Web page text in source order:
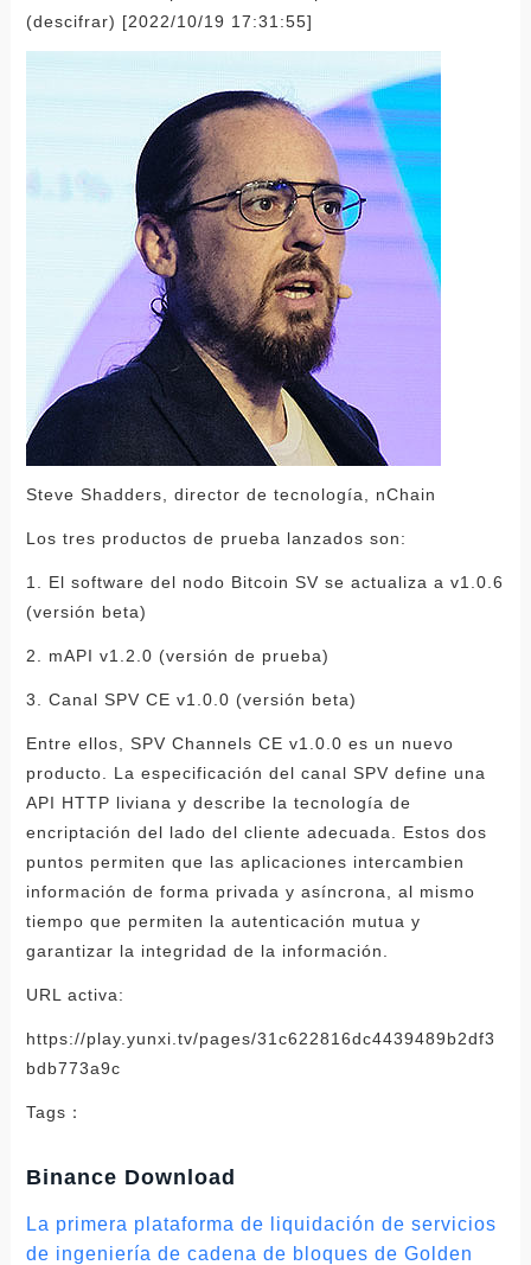
(descifrar) [2022/10/19 17:31:55]
Steve Shadders, director de tecnología, nChain
Los tres productos de prueba lanzados son:
1. El software del nodo Bitcoin SV se actualiza a v1.0.6
(versión beta)
2. mAPI v1.2.0 (versión de prueba)
3. Canal SPV CE v1.0.0 (versión beta)
Entre ellos, SPV Channels CE v1.0.0 es un nuevo
producto. La especificación del canal SPV define una
API HTTP liviana y describe la tecnología de
encriptación del lado del cliente adecuada. Estos dos
puntos permiten que las aplicaciones intercambien
información de forma privada y asíncrona, al mismo
tiempo que permiten la autenticación mutua y
garantizar la integridad de la información.
URL activa:
https://play.yunxi.tv/pages/31c622816dc4439489b2df3
bdb773a9c
Tags：
Binance Download
La primera plataforma de liquidación de servicios
de ingeniería de cadena de bloques de Golden